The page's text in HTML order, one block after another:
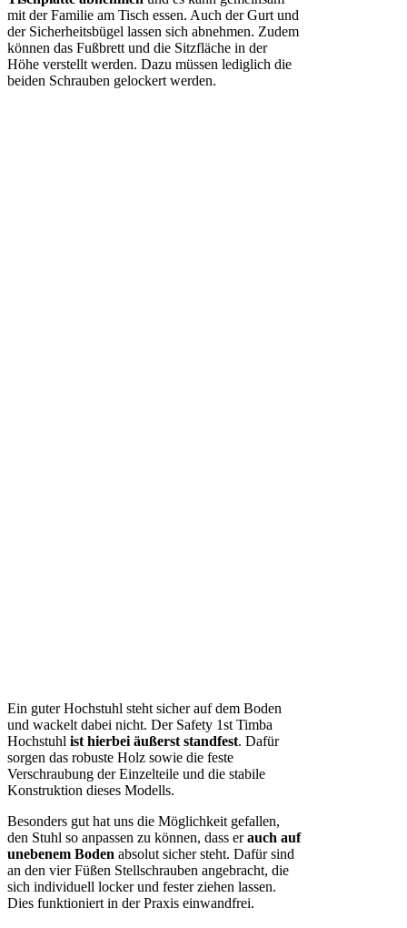
mit der Familie am Tisch essen. Auch der Gurt und
der Sicherheitsbügel lassen sich abnehmen. Zudem
können das Fußbrett und die Sitzfläche in der
Höhe verstellt werden. Dazu müssen lediglich die
beiden Schrauben gelockert werden.
Ein guter Hochstuhl steht sicher auf dem Boden
und wackelt dabei nicht. Der Safety 1st Timba
Hochstuhl ist hierbei äußerst standfest. Dafür
sorgen das robuste Holz sowie die feste
Verschraubung der Einzelteile und die stabile
Konstruktion dieses Modells.
Besonders gut hat uns die Möglichkeit gefallen,
den Stuhl so anpassen zu können, dass erauch auf
unebenem Boden absolut sicher steht. Dafür sind
an den vier Füßen Stellschrauben angebracht, die
sich individuell locker und fester ziehen lassen.
Dies funktioniert in der Praxis einwandfrei.